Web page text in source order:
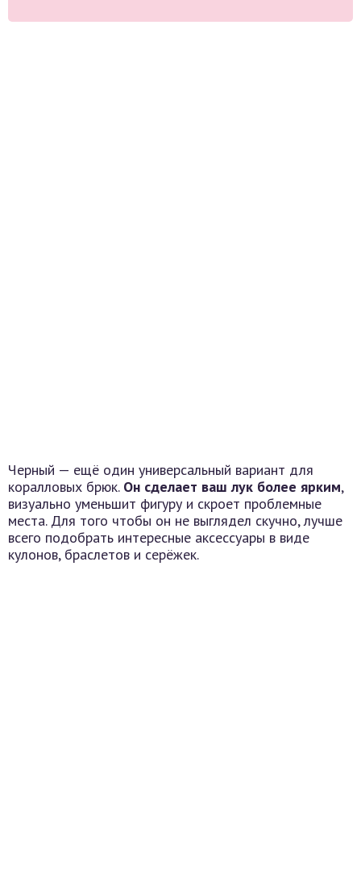
Черный — ещё один универсальный вариант для
коралловых брюк. Он сделает ваш лук более ярким,
визуально уменьшит фигуру и скроет проблемные
места. Для того чтобы он не выглядел скучно, лучше
всего подобрать интересные аксессуары в виде
кулонов, браслетов и серёжек.